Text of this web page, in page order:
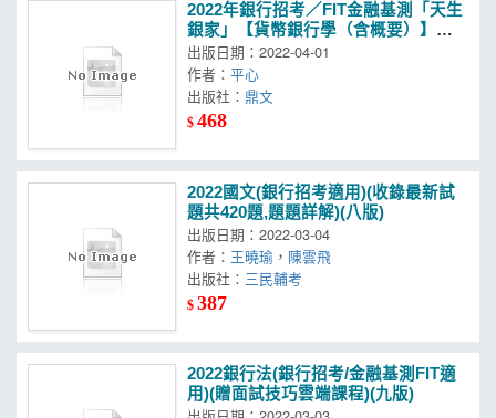
2022年銀行招考／FIT金融基測「天生
銀家」【貨幣銀行學（含概要）】
（金融基測（FIT）用書‧計算公式詳
說‧上榜考生推薦）(13版)
出版日期：2022-04-01
作者：平心
出版社：
$468
2022國文(銀行招考適用)(收錄最新試
題共420題,題題詳解)(八版)
出版日期：2022-03-04
作者： 王曉瑜 ， 陳雲飛
出版社：
$387
2022銀行法(銀行招考/金融基測FIT適
用)(贈面試技巧雲端課程)(九版)